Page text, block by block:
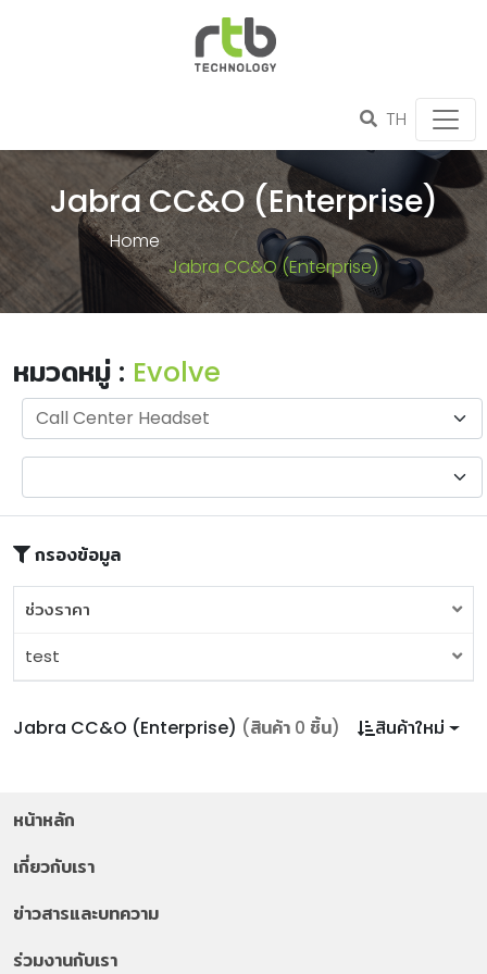
TH
Jabra CC&O (Enterprise)
Home
Jabra CC&O (Enterprise)
หมวดหมู่ : Evolve
กรองข้อมูล
ช่วงราคา
ช่วงราคา
test
Jabra CC&O (Enterprise) (สินค้า 0 ชิ้น) สินค้าใหม่
หน้าหลัก
เกี่ยวกับเรา
ข่าวสารและบทความ
ร่วมงานกับเรา